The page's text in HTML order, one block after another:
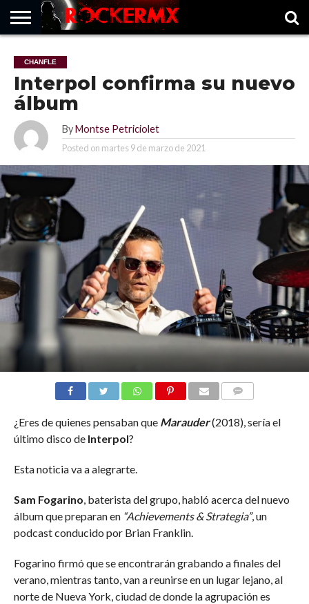
MUSICNEWS
FRAGMENTOS
ROCKERMX
BASEVARSOVIA
PUNTOROCK
CHANFLE
Interpol confirma su nuevo
álbum
By Montse Petriciolet
Posted on martes 9 de marzo de 2021
¿Eres de quienes pensaban que Marauder(2018), sería el
último disco de Interpol?
Esta noticia va a alegrarte.
Sam Fogarino , baterista del grupo, habló acerca del nuevo
álbum que preparan en “Achievements & Strategia”, un
podcast conducido por Brian Franklin.
Fogarino firmó que se encontrarán grabando a finales del
verano, mientras tanto, van a reunirse en un lugar lejano, al
norte de Nueva York, ciudad de donde la agrupación es